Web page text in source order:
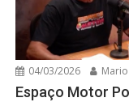
04/03/2026
Espaço Motor